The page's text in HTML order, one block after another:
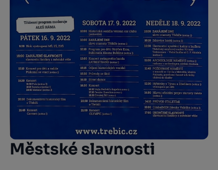
Městské slavnosti